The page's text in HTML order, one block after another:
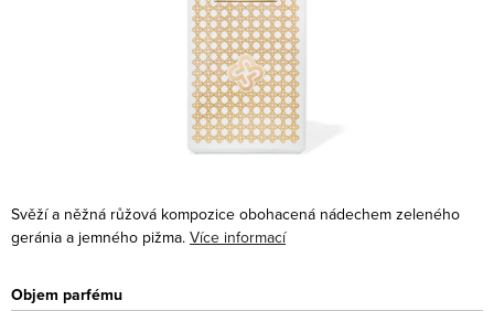
Svěží a něžná růžová kompozice obohacená nádechem zeleného
geránia a jemného pižma. Více informací
Objem parfému